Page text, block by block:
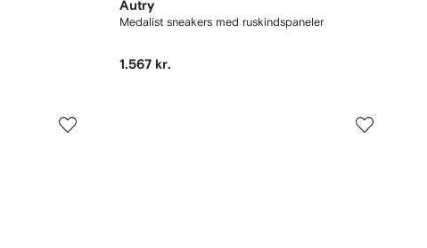
Autry
Medalist sneakers med ruskindspaneler
1.567 kr.